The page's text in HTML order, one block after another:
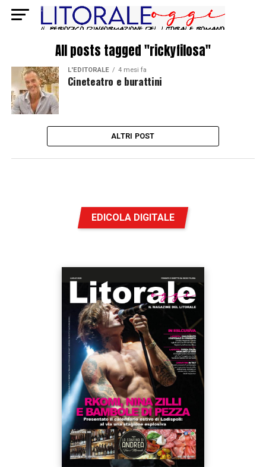
All posts tagged "rickyfilosa"
L'EDITORALE 4 mesi fa
Cineteatro e burattini
ALTRI POST
EDICOLA DIGITALE